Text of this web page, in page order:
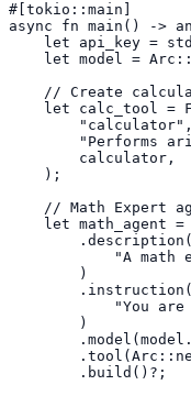
#[tokio::main]
async fn main() ->
let api_key =
let model =
// Create
let calc_tool =
        "calculator",
"Performs
        calculator,
    );
// Math Expert
let math_agent =
        .description(
"A math
        )
        .instruction(
"You are
        )
        .build()?;